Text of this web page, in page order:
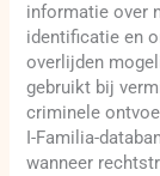
informatie over
identificatie en
overlijden
gebruikt bij
criminele
I-Familia-
wanneer